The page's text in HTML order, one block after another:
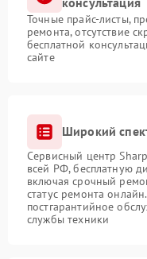
Точные прайс-листы,
ремонта, отсутствие
бесплатной
сайте
Широкий
Сервисный центр
всей РФ, бесплатную
включая срочный
статус ремонта
постгарантийное
службы техники